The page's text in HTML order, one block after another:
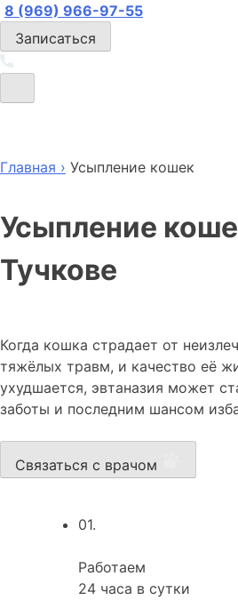
8 (969) 966-97-55
Записаться
Главная › Усыпление кошек
Усыпление
Тучкове
Когда кошка страдает от
тяжёлых травм, и качество её
ухудшается, эвтаназия может
заботы и последним шансом
Связаться с врачом
01.
Работаем
24 часа в сутки